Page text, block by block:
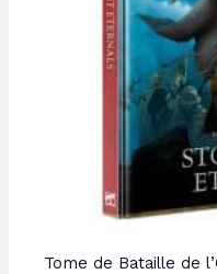
Tome de Bataille de